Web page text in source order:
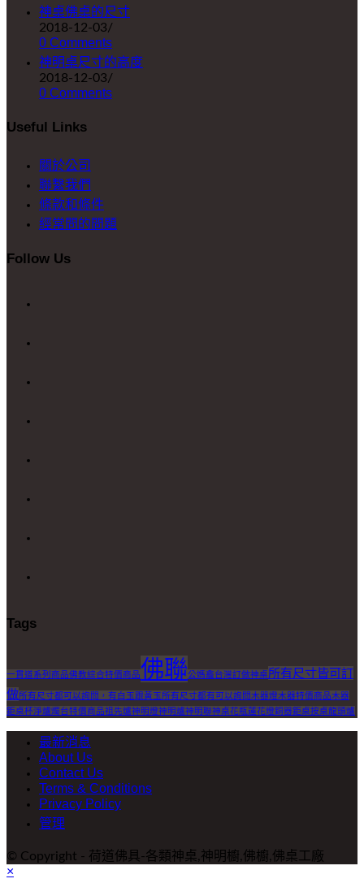
神桌佛桌的尺寸
2018-12-03/
0 Comments
神明桌尺寸的高度
2018-12-03/
0 Comments
Useful Links
關於公司
聯繫我們
條款和條件
經常問的問題
Follow Us
Tags
一貫道系列商品佛教綜合特價商品佛聯公媽龕台灣訂做神桌所有尺寸皆可訂
做所有尺寸都可以詢問，有白玉跟黃玉所有尺寸都有可以詢問木器燈木器特價商品木器
鉅桌杯淨爐燭台特價商品祖先爐神明燈神明爐神明聯神桌花瓶蓮花燈銅器鉅桌按桌龍頭爐
最新消息
About Us
Contact Us
Terms & Conditions
Privacy Policy
管理
© Copyright - 荷道佛具-各類神桌,神明櫥,佛櫥,佛桌工廠
×